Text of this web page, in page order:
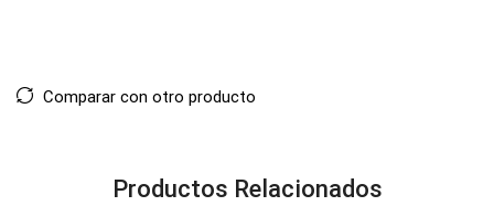
Comparar con otro producto
Productos Relacionados